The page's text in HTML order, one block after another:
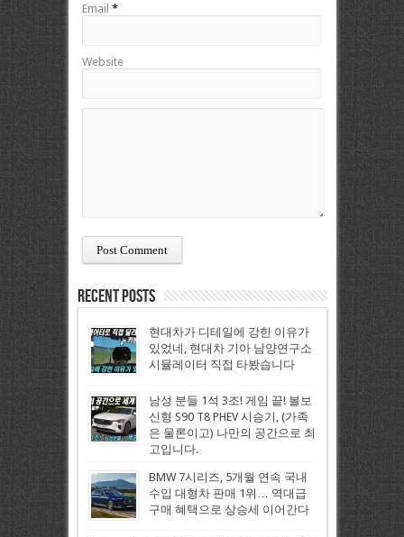
Email *
Website
Recent Posts
현대차가 디테일에 강한 이유가
있었네, 현대차 기아 남양연구소
시뮬레이터 직접 타봤습니다
남성 분들 1석 3조! 게임 끝! 볼보
신형 S90 T8 PHEV 시승기, (가족
은 물론이고) 나만의 공간으로 최
고입니다.
BMW 7시리즈, 5개월 연속 국내
수입 대형차 판매 1위… 역대급
구매 혜택으로 상승세 이어간다